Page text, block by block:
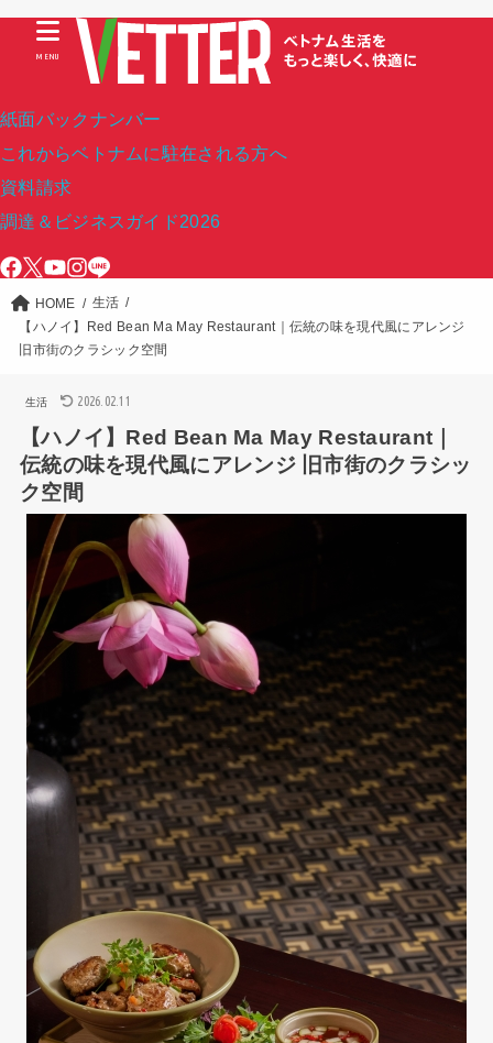
紙面バックナンバー
これからベトナムに駐在される方へ
資料請求
調達＆ビジネスガイド2026
MENU
HOME
生活
【ハノイ】Red Bean Ma May Restaurant｜伝統の味を現代風にアレンジ
旧市街のクラシック空間
生活 2026.02.11
【ハノイ】Red Bean Ma May Restaurant｜
伝統の味を現代風にアレンジ 旧市街のクラシッ
ク空間